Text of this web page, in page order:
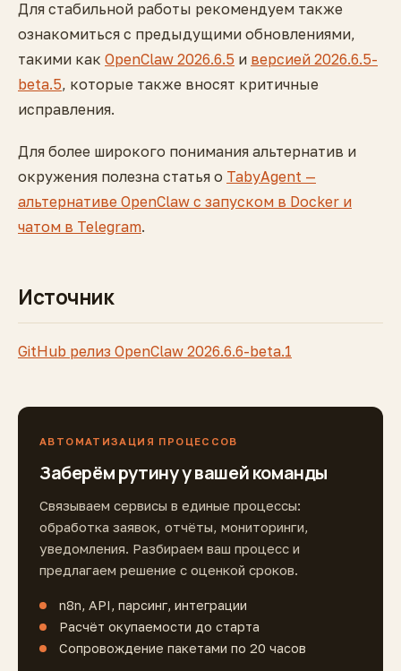
Для стабильной работы рекомендуем также
ознакомиться с предыдущими обновлениями,
такими как OpenClaw 2026.6.5 и версией 2026.6.5-
beta.5, которые также вносят критичные
исправления.
Для более широкого понимания альтернатив и
окружения полезна статья о TabyAgent —
альтернативе OpenClaw с запуском в Docker и
чатом в Telegram.
Источник
GitHub релиз OpenClaw 2026.6.6-beta.1
АВТОМАТИЗАЦИЯ ПРОЦЕССОВ
Заберём рутину у вашей команды
Связываем сервисы в единые процессы:
обработка заявок, отчёты, мониторинги,
уведомления. Разбираем ваш процесс и
предлагаем решение с оценкой сроков.
n8n, API, парсинг, интеграции
Расчёт окупаемости до старта
Сопровождение пакетами по 20 часов